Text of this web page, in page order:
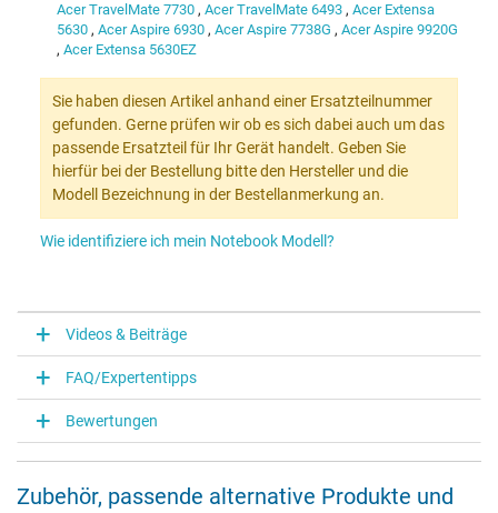
Acer TravelMate 7730 , Acer TravelMate 6493 , Acer Extensa
5630 , Acer Aspire 6930 , Acer Aspire 7738G , Acer Aspire 9920G
, Acer Extensa 5630EZ
Sie haben diesen Artikel anhand einer Ersatzteilnummer
gefunden. Gerne prüfen wir ob es sich dabei auch um das
passende Ersatzteil für Ihr Gerät handelt. Geben Sie
hierfür bei der Bestellung bitte den Hersteller und die
Modell Bezeichnung in der Bestellanmerkung an.
Wie identifiziere ich mein Notebook Modell?
Videos & Beiträge
FAQ/Expertentipps
Bewertungen
Zubehör, passende alternative Produkte und